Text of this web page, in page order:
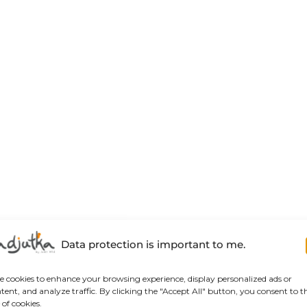
Data protection is important to me.
cookies to enhance your browsing experience, display personalized ads or
and analyze traffic. By clicking the "Accept All" button, you consent to
of cookies.